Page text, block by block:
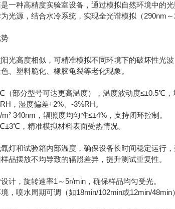
一种高精度实验室设备，通过模拟自然环境中的
光源，结合水冷系统，实现全光谱模拟（290nm
光高度相似，可精准模拟不同环境下的破坏性光
、塑料脆化、橡胶龟裂等老化现象。
部分型号可达更高温度），温度波动度≤±0.5℃，
，湿度偏差+2%、-3%RH。
340nm，辐照度均匀性≤±4%，支持闭环控制。
，精准模拟材料表面受热情况。
灯和试验箱内部温度，确保设备长时间稳定运行，
品摆放不均导致的辐照差异，提升测试重复性。
计，旋转速率1～5r/min，确保样品均匀受光。
，喷水周期可调（如18min/102min或12min/48min